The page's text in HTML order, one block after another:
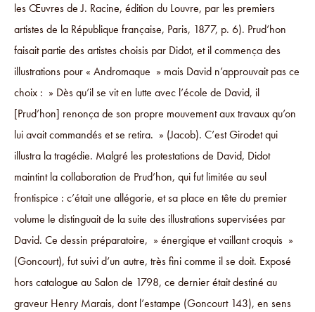
les Œuvres de J. Racine, édition du Louvre, par les premiers
artistes de la République française, Paris, 1877, p. 6). Prud’hon
faisait partie des artistes choisis par Didot, et il commença des
illustrations pour « Andromaque » mais David n’approuvait pas ce
choix : » Dès qu’il se vit en lutte avec l’école de David, il
[Prud’hon] renonça de son propre mouvement aux travaux qu’on
lui avait commandés et se retira. » (Jacob). C’est Girodet qui
illustra la tragédie. Malgré les protestations de David, Didot
maintint la collaboration de Prud’hon, qui fut limitée au seul
frontispice : c’était une allégorie, et sa place en tête du premier
volume le distinguait de la suite des illustrations supervisées par
David. Ce dessin préparatoire, » énergique et vaillant croquis »
(Goncourt), fut suivi d’un autre, très fini comme il se doit. Exposé
hors catalogue au Salon de 1798, ce dernier était destiné au
graveur Henry Marais, dont l’estampe (Goncourt 143), en sens